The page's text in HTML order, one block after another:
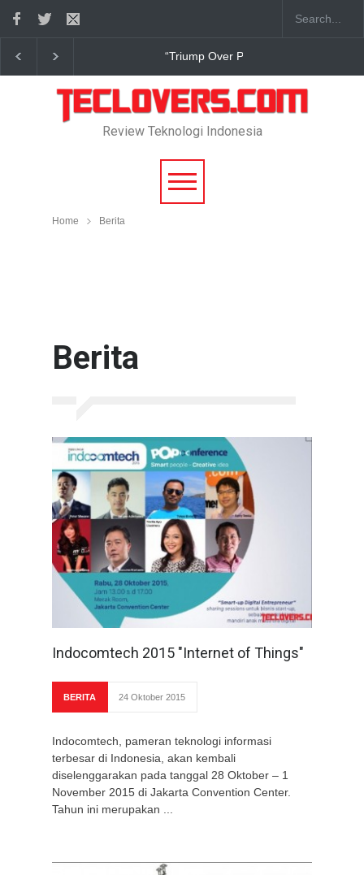
True Digital Plus janji dukung pengembang game
Review Teknologi Indonesia
Home Berita
Berita
Indocomtech 2015 "Internet of Things"
BERITA 24 Oktober 2015
Indocomtech, pameran teknologi informasi
terbesar di Indonesia, akan kembali
diselenggarakan pada tanggal 28 Oktober – 1
November 2015 di Jakarta Convention Center.
Tahun ini merupakan ...